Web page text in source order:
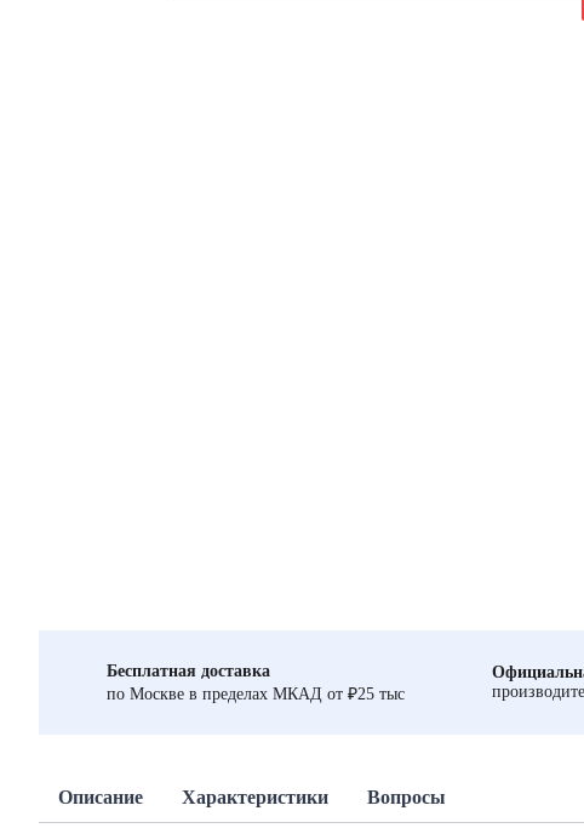
Бесплатная доставка
по Москве в пределах МКАД от ₽25 тыс
Описание Характеристики Вопросы